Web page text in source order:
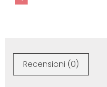
Recensioni (0)